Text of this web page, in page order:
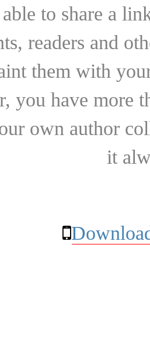
to share a
readers and
them with
you have more
own author
it